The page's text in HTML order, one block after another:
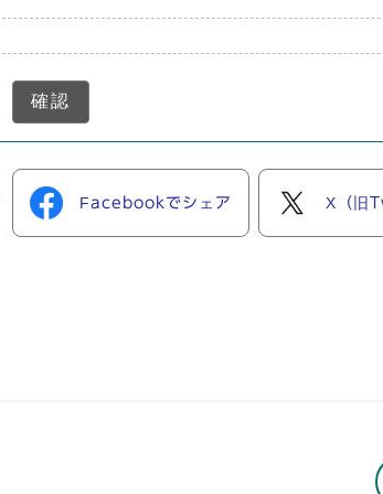
確認
Facebookでシェア X（旧